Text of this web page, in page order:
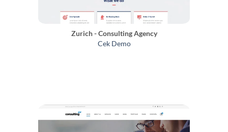
Zurich - Consulting Agency
Cek Demo